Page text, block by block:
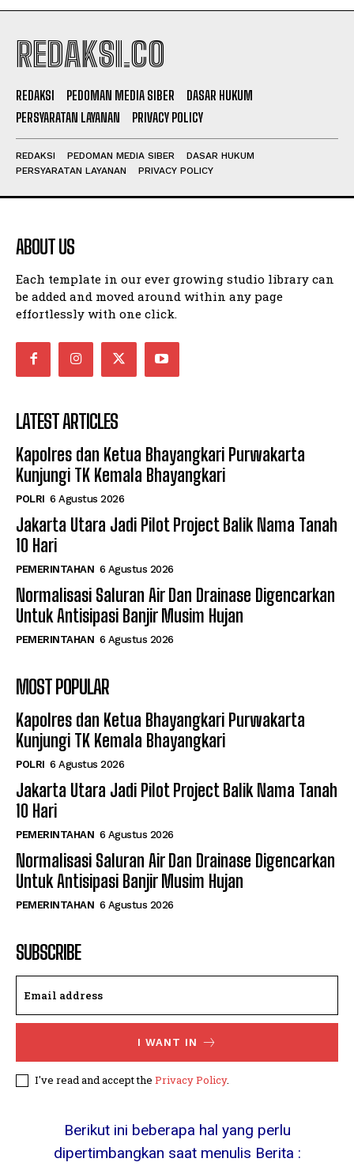
REDAKSI.CO
REDAKSI PEDOMAN MEDIA SIBER
DASAR HUKUM
PERSYARATAN LAYANAN
PRIVACY POLICY
REDAKSI PEDOMAN MEDIA SIBER
DASAR HUKUM
PERSYARATAN LAYANAN
PRIVACY POLICY
ABOUT US
Each template in our ever growing studio library can
be added and moved around within any page
effortlessly with one click.
LATEST ARTICLES
Kapolres dan Ketua Bhayangkari Purwakarta
Kunjungi TK Kemala Bhayangkari
POLRI 6 Agustus 2026
Jakarta Utara Jadi Pilot Project Balik Nama Tanah
10 Hari
PEMERINTAHAN 6 Agustus 2026
Normalisasi Saluran Air Dan Drainase Digencarkan
Untuk Antisipasi Banjir Musim Hujan
PEMERINTAHAN 6 Agustus 2026
MOST POPULAR
Kapolres dan Ketua Bhayangkari Purwakarta
Kunjungi TK Kemala Bhayangkari
POLRI 6 Agustus 2026
Jakarta Utara Jadi Pilot Project Balik Nama Tanah
10 Hari
PEMERINTAHAN 6 Agustus 2026
Normalisasi Saluran Air Dan Drainase Digencarkan
Untuk Antisipasi Banjir Musim Hujan
PEMERINTAHAN 6 Agustus 2026
SUBSCRIBE
I WANT IN
I've read and accept the Privacy Policy.
Berikut ini beberapa hal yang perlu
dipertimbangkan saat menulis Berita :